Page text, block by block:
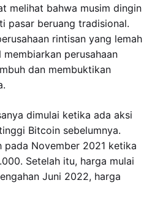
melihat bahwa musim dingin
pasar beruang tradisional.
rintisan yang lemah
perusahaan
dan membuktikan
dimulai ketika ada aksi
Bitcoin sebelumnya.
pada November 2021 ketika
Setelah itu, harga mulai
Juni 2022, harga